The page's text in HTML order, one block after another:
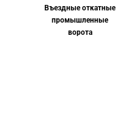
Въездные откатные
промышленные
ворота